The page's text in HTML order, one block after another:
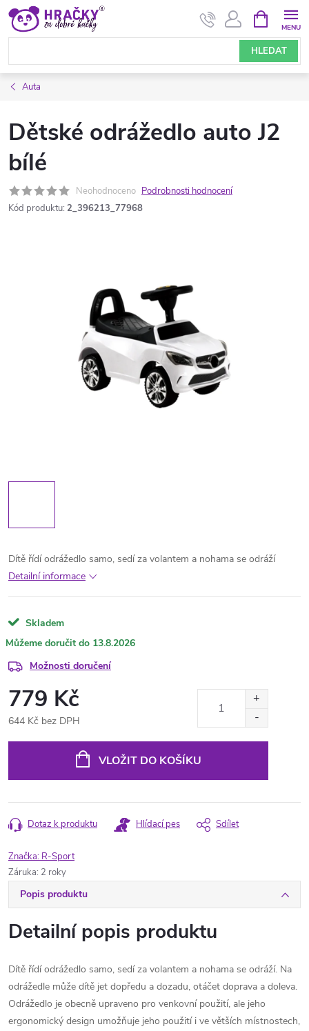
Přejít
obsah
HLEDAT
NÁKUPNÍ
KOŠÍK
Auta
Dětské odrážedlo auto J2
bílé
Neohodnoceno Podrobnosti hodnocení
Kód produktu: 2_396213_77968
Dítě řídí odrážedlo samo, sedí za volantem a nohama se odráží
Detailní informace
Skladem
13.8.2026
Možnosti doručení
779 Kč
644 Kč bez DPH
VLOŽIT DO KOŠÍKU
Dotaz k produktu Hlídací pes Sdílet
Značka: R-Sport
Záruka: 2 roky
Popis produktu
Detailní popis produktu
Dítě řídí odrážedlo samo, sedí za volantem a nohama se odráží. Na
odrážedle může dítě jet dopředu a dozadu, otáčet doprava a doleva.
Odrážedlo je obecně upraveno pro venkovní použití, ale jeho
ergonomický design umožňuje jeho použití i ve větších místnostech,